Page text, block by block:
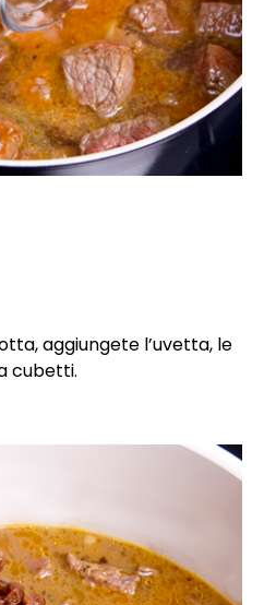
aggiungete l’uvetta, le
cubetti.